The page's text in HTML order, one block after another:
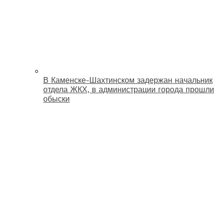
В Каменске-Шахтинском задержан начальник
отдела ЖКХ, в администрации города прошли
обыски